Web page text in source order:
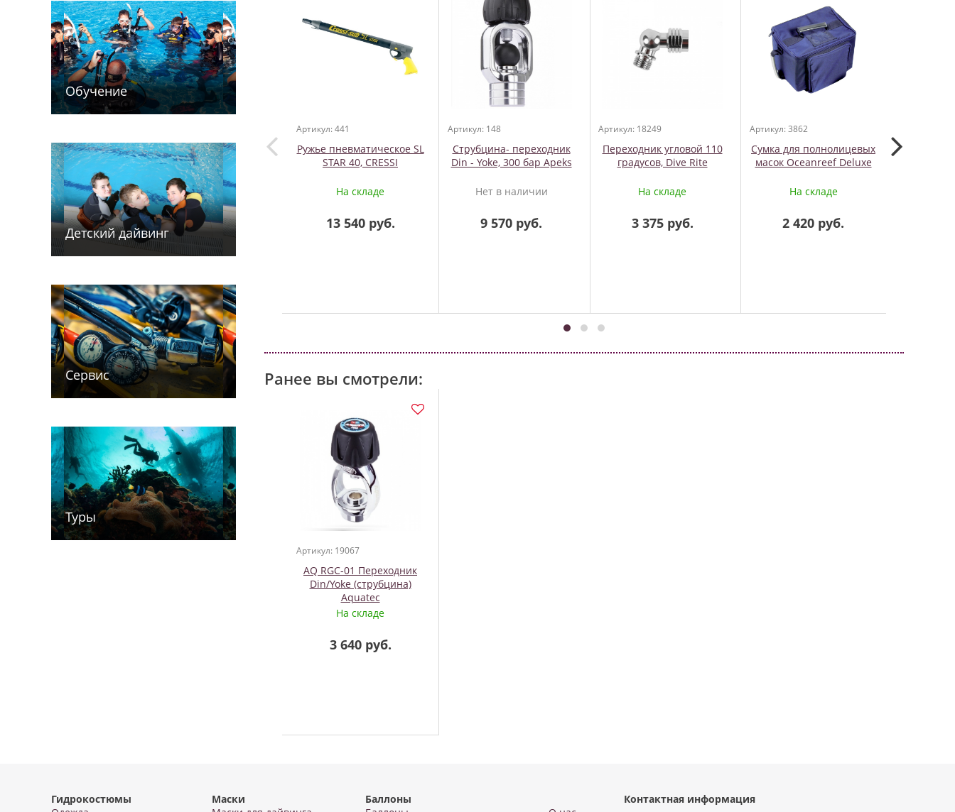
Обучение
Детский дайв­­инг
Сервис
Туры
Артикул: 441
Ружье пневматическое SL
STAR 40, CRESSI
На складе
13 540 руб.
Артикул: 148
Cтрубцина- переходник
Din - Yoke, 300 бар Apeks
Нет в наличии
9 570 руб.
Артикул: 18249
Переходник угловой 110
градусов, Dive Rite
На складе
3 375 руб.
Артикул: 3862
Сумка для полнолицевых
масок Oceanreef Deluxe
На складе
2 420 руб.
Стальное
Ранее вы смотрели:
Артикул: 19067
AQ RGC-01 Переходник
Din/Yoke (струбцина)
Aquatec
На складе
3 640 руб.
Гидрокостюмы
Маски
Баллоны
Контактная информация